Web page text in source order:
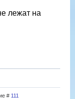
лежат на
# 111